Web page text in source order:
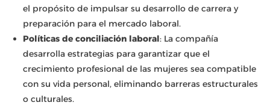
el propósito de impulsar su desarrollo de carrera y
preparación para el mercado laboral.
Políticas de conciliación laboral: La compañía
desarrolla estrategias para garantizar que el
crecimiento profesional de las mujeres sea compatible
con su vida personal, eliminando barreras estructurales
o culturales.